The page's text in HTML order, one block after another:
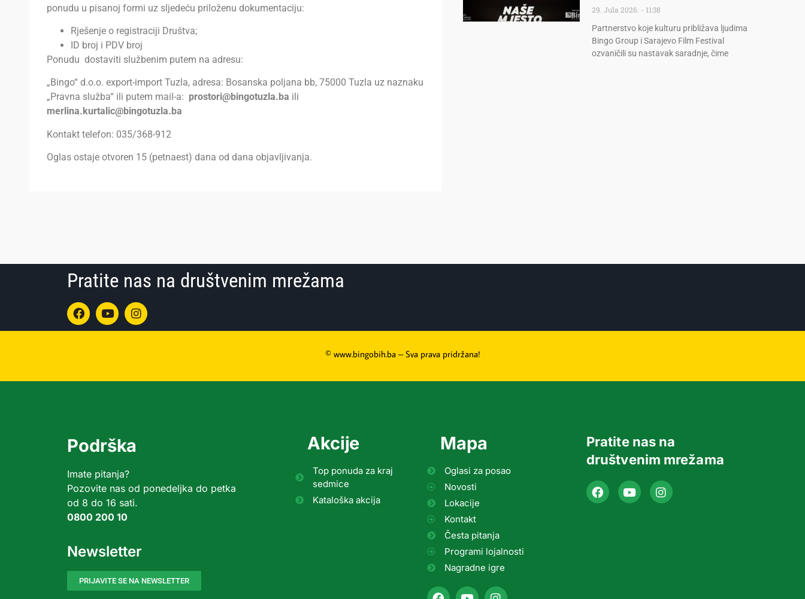
ponudu u pisanoj formi uz sljedeću priloženu dokumentaciju:
Rješenje o registraciji Društva;
ID broj i PDV broj
Ponudu dostaviti službenim putem na adresu:
„Bingo“ d.o.o. export-import Tuzla, adresa: Bosanska poljana bb, 75000 Tuzla uz naznaku
„Pravna služba“ ili putem mail-a: prostori@bingotuzla.ba ili
merlina.kurtalic@bingotuzla.ba
Kontakt telefon: 035/368-912
Oglas ostaje otvoren 15 (petnaest) dana od dana objavljivanja.
29. Jula 2026.
11:38
Partnerstvo koje kulturu približava ljudima
Bingo Group i Sarajevo Film Festival
ozvaničili su nastavak saradnje, čime
Pratite nas na društvenim mrežama
© www.bingobih.ba – Sva prava pridržana!
Podrška
Imate pitanja?
Pozovite nas od ponedeljka do petka
od 8 do 16 sati.
0800 200 10
Newsletter
PRIJAVITE SE NA NEWSLETTER
Akcije
Top ponuda za kraj
sedmice
Kataloška akcija
Mapa
Oglasi za posao
Novosti
Lokacije
Kontakt
Česta pitanja
Programi lojalnosti
Nagradne igre
Pratite nas na
društvenim mrežama